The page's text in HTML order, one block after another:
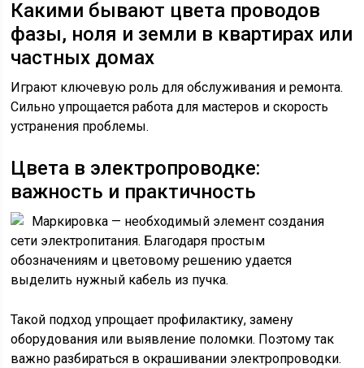
Какими бывают цвета проводов
фазы, ноля и земли в квартирах или
частных домах
Играют ключевую роль для обслуживания и ремонта.
Сильно упрощается работа для мастеров и скорость
устранения проблемы.
Цвета в электропроводке:
важность и практичность
Маркировка — необходимый элемент создания
сети электропитания. Благодаря простым
обозначениям и цветовому решению удается
выделить нужный кабель из пучка.
Такой подход упрощает профилактику, замену
оборудования или выявление поломки. Поэтому так
важно разбираться в окрашивании электропроводки.